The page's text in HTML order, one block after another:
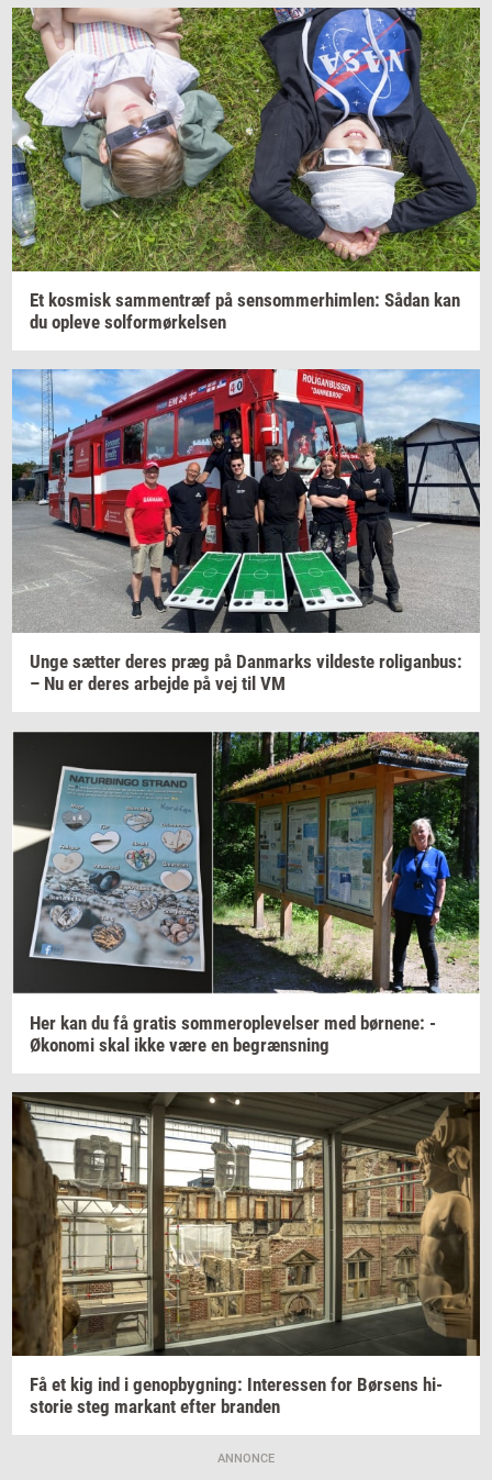
Et kos­misk sam­men­træf på sen­som­mer­him­len: Sådan kan
du op­le­ve sol­for­mør­kel­sen
Unge sæt­ter deres præg på Dan­marks vil­de­ste ro­ligan­bus:
– Nu er deres ar­bej­de på vej til VM
Her kan du få gra­tis som­mero­p­le­vel­ser med bør­ne­ne: -
Øko­no­mi skal ikke være en be­græns­ning
Få et kig ind i genop­byg­ning: In­ter­es­sen for Bør­sens hi­
sto­rie steg mar­kant efter bran­den
ANNONCE